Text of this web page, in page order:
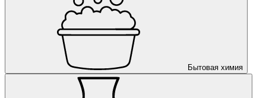
Бытовая химия